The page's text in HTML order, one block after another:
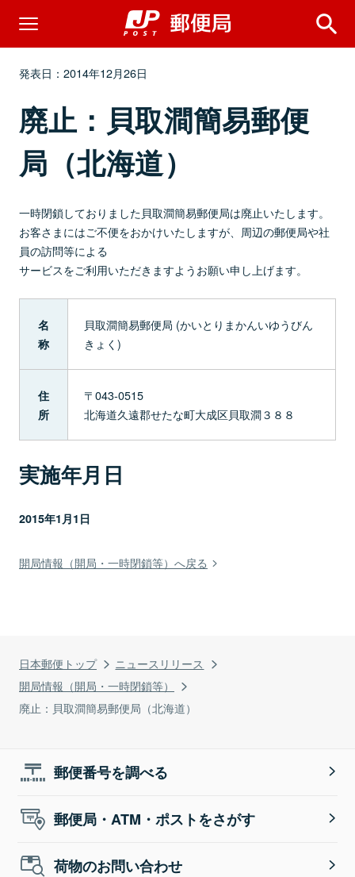
日本郵便トップ
ニュースリリース
開局情報（開局・一時閉鎖等）
廃止：貝取澗簡易郵便局（北海道）
発表日：2014年12月26日
廃止：貝取澗簡易郵便
局（北海道）
一時閉鎖しておりました貝取澗簡易郵便局は廃止いたします。
お客さまにはご不便をおかけいたしますが、周辺の郵便局や社
員の訪問等による
サービスをご利用いただきますようお願い申し上げます。
名
称
貝取澗簡易郵便局 (かいとりまかんいゆうびん
きょく)
住
所
〒043-0515
北海道久遠郡せたな町大成区貝取澗３８８
実施年月日
2015年1月1日
開局情報（開局・一時閉鎖等）へ戻る
郵便番号を調べる
郵便局・ATM・ポストをさがす
荷物のお問い合わせ